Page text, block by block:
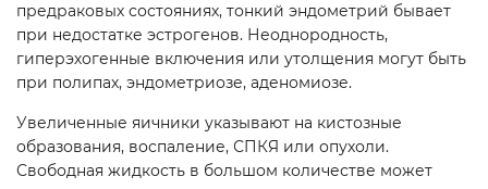
предраковых состояниях, тонкий эндометрий бывает
при недостатке эстрогенов. Неоднородность,
гиперэхогенные включения или утолщения могут быть
при полипах, эндометриозе, аденомиозе.
Увеличенные яичники указывают на кистозные
образования, воспаление, СПКЯ или опухоли.
Свободная жидкость в большом количестве может